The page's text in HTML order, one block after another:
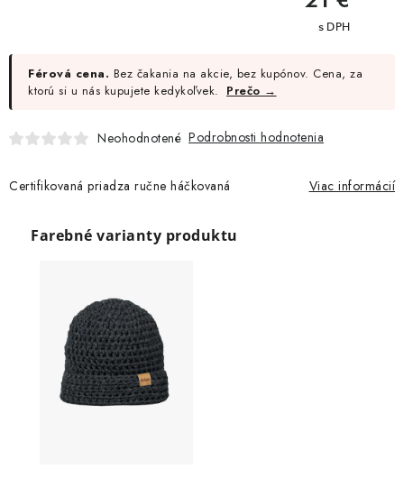
Neohodnotené Podrobnosti hodnotenia
Férová cena. Bez čakania na akcie, bez kupónov. Cena, za
ktorú si u nás kupujete kedykoľvek. Prečo →
Certifikovaná priadza ručne háčkovaná Viac informácií